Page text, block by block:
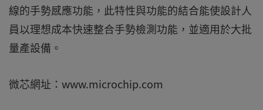
線的手勢感應功能，此特性與功能的結合能使設計人
員以理想成本快速整合手勢檢測功能，並適用於大批
量產設備。
微芯網址：www.microchip.com